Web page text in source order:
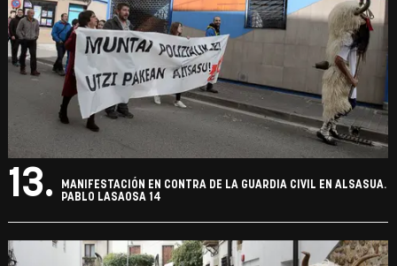
13.
MANIFESTACIÓN EN CONTRA DE LA GUARDIA CIVIL EN ALSASUA.
PABLO LASAOSA 14